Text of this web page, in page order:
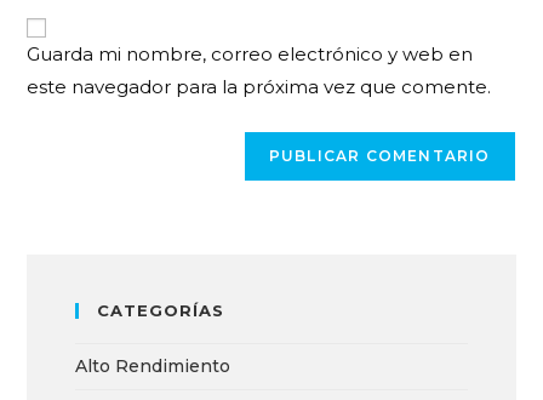
Guarda mi nombre, correo electrónico y web en
este navegador para la próxima vez que comente.
CATEGORÍAS
Alto Rendimiento